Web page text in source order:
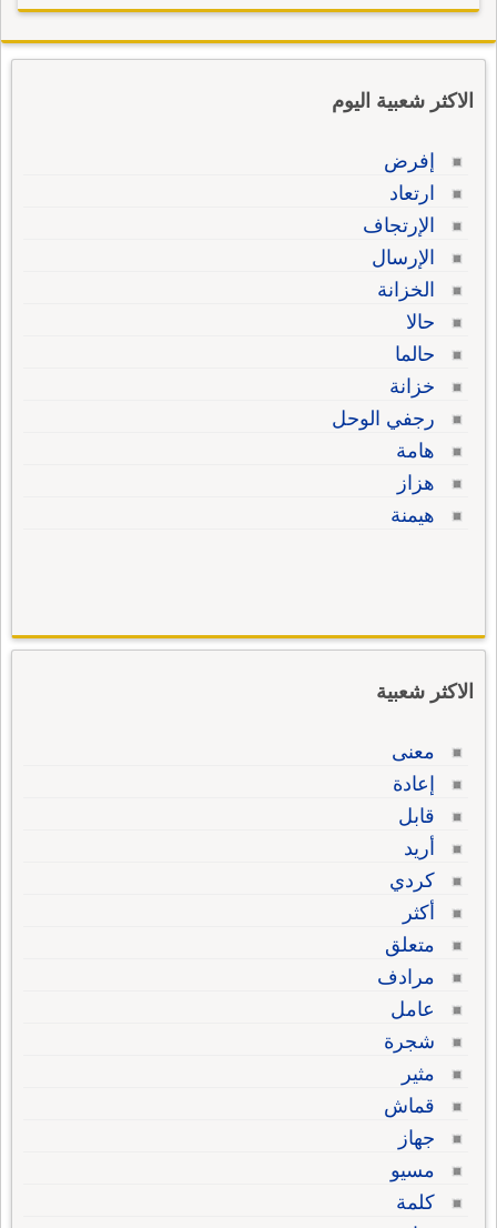
الاكثر شعبية اليوم
إفرض
ارتعاد
الإرتجاف
الإرسال
الخزانة
حالا
حالما
خزانة
رجفي الوحل
هامة
هزاز
هيمنة
الاكثر شعبية
معنى
إعادة
قابل
أريد
كردي
أكثر
متعلق
مرادف
عامل
شجرة
مثير
قماش
جهاز
مسيو
كلمة